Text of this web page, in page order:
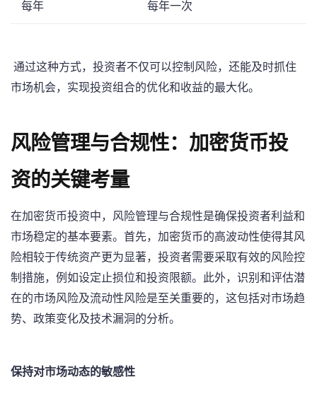
每年 每年一次
‍ 通过这种方式，投资者不仅可以控制风险，还能及时抓住
市场机会，实现投资组合的优化和收益的最大化。
风险管理与合规性：加密货币投
资的关键考量
在加密货币投资中，风险管理与合规性是确保投资者利益和
市场稳定的基本要素。首先，加密货币的高波动性使得其风
险相较于传统资产更为显著，投资者需要采取有效的风险控
制措施，例如设定止损位和投资限额。此外，识别和评估潜
在的市场风险及流动性风险是至关重要的，这包括对市场趋
势、政策变化及技术漏洞的分析。
保持对市场动态的敏感性